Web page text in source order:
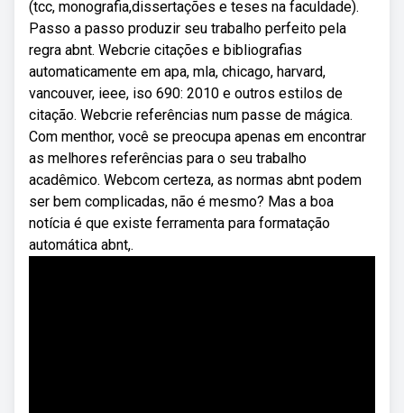
(tcc, monografia,dissertações e teses na faculdade).
Passo a passo produzir seu trabalho perfeito pela
regra abnt. Webcrie citações e bibliografias
automaticamente em apa, mla, chicago, harvard,
vancouver, ieee, iso 690: 2010 e outros estilos de
citação. Webcrie referências num passe de mágica.
Com menthor, você se preocupa apenas em encontrar
as melhores referências para o seu trabalho
acadêmico. Webcom certeza, as normas abnt podem
ser bem complicadas, não é mesmo? Mas a boa
notícia é que existe ferramenta para formatação
automática abnt,.